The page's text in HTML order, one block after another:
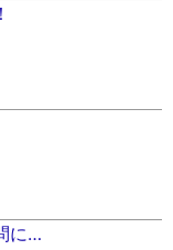
に…